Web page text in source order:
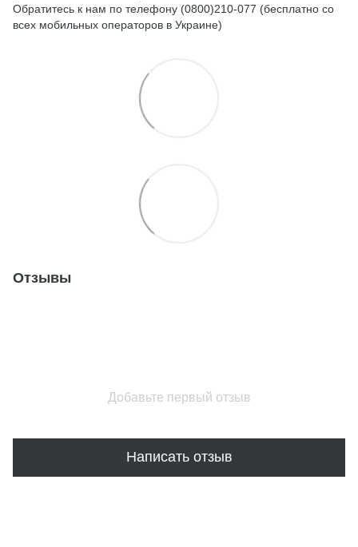
Обратитесь к нам по телефону (0800)210-077 (бесплатно со
всех мобильных операторов в Украине)
Отзывы
Добавьте первый отзыв
Написать отзыв